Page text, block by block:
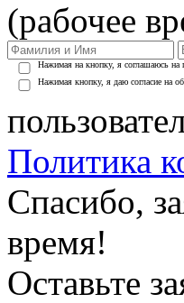
(рабочее
Нажимая на кнопку, я соглашаюсь на
Нажимая кнопку, я даю согласие на
Политика
Спасибо,
время!
Оставьте